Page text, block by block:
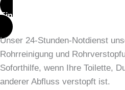
Ein Angebot erhalten
Unser 24-Stunden-Notdienst
Rohrreinigung und
Soforthilfe, wenn Ihre Toilette,
anderer Abfluss verstopft ist.